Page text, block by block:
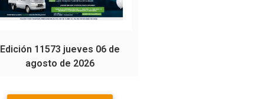
Edición 11573 jueves 06 de
agosto de 2026